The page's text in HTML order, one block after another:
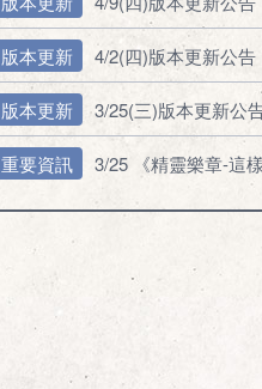
版本更新 4/2(四)版本更新公告
版本更新 3/25(三)版本更新公
重要資訊 3/25 《精靈樂章-這